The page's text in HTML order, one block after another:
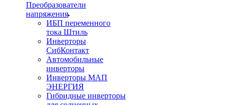
Преобразователи
напряжения
ИБП переменного
тока Штиль
Инверторы
СибКонтакт
Автомобильные
инверторы
Инверторы МАП
ЭНЕРГИЯ
Гибридные инверторы